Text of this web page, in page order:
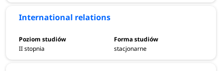
studiów. Na kandydatów czekają:filologia ukraińska.
język – komunikacja – przekład, studia polskie dla
strategiczne nad azją, laboratoria kultury współczesnej.
International relations
II stopnia stacjonarne